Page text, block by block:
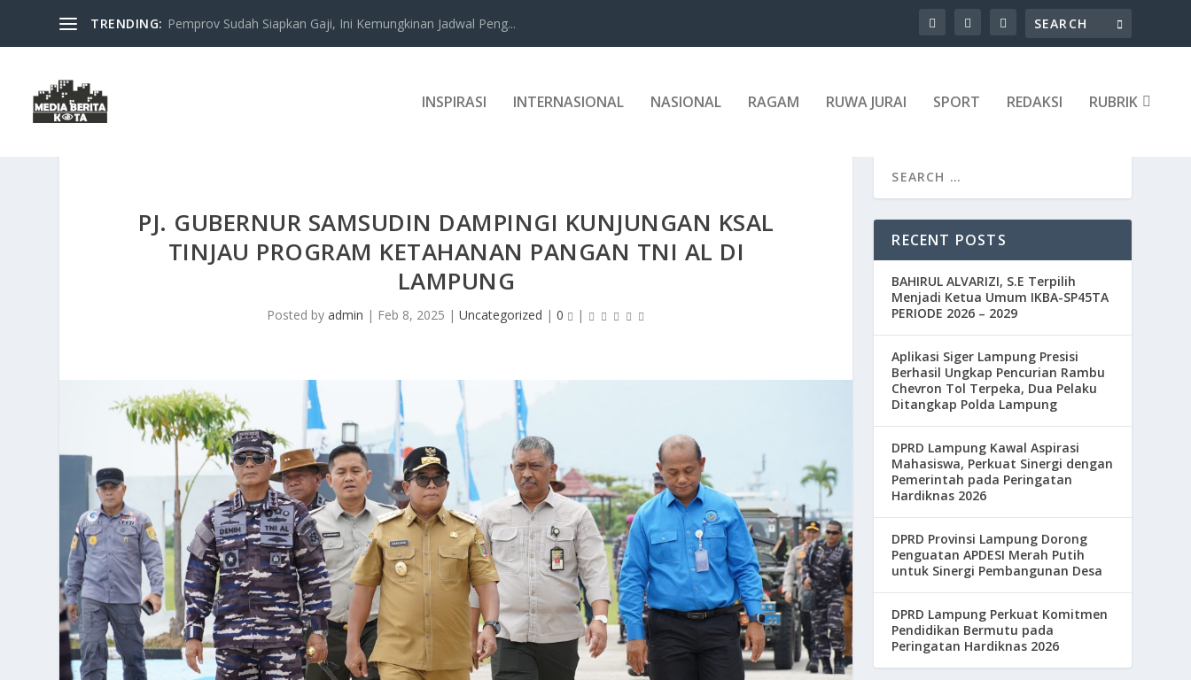
TRENDING: Pemprov Sudah Siapkan Gaji, Ini Kemungkinan Jadwal Peng...
INSPIRASI INTERNASIONAL NASIONAL RAGAM RUWA JURAI SPORT REDAKSI RUBRIK
PJ. GUBERNUR SAMSUDIN DAMPINGI KUNJUNGAN KSAL
TINJAU PROGRAM KETAHANAN PANGAN TNI AL DI
LAMPUNG
Posted by admin | Feb 8, 2025 | Uncategorized | 0 |
RECENT POSTS
BAHIRUL ALVARIZI, S.E Terpilih
Menjadi Ketua Umum IKBA-SP45TA
PERIODE 2026 – 2029
Aplikasi Siger Lampung Presisi
Berhasil Ungkap Pencurian Rambu
Chevron Tol Terpeka, Dua Pelaku
Ditangkap Polda Lampung
DPRD Lampung Kawal Aspirasi
Mahasiswa, Perkuat Sinergi dengan
Pemerintah pada Peringatan
Hardiknas 2026
DPRD Provinsi Lampung Dorong
Penguatan APDESI Merah Putih
untuk Sinergi Pembangunan Desa
DPRD Lampung Perkuat Komitmen
Pendidikan Bermutu pada
Peringatan Hardiknas 2026